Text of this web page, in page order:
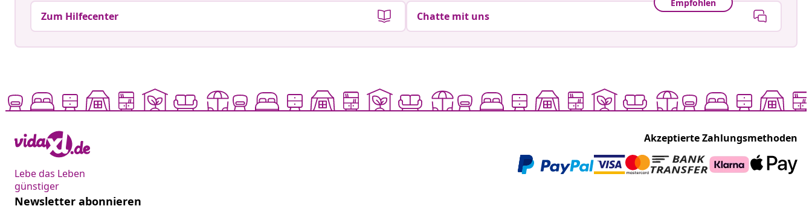
Zum Hilfecenter
Empfohlen
Chatte mit uns
Lebe das Leben
günstiger
Akzeptierte Zahlungsmethoden
Newsletter abonnieren